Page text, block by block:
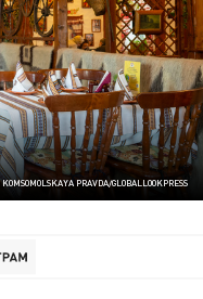
PRAVDA/GLOBALLOOKPRESS